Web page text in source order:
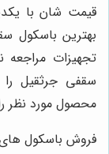
قیمت شان با
بهترین باسکول
تجهیزات مراجعه
سقفی جرثقیل
محصول مورد نظر
فروش باسکول های